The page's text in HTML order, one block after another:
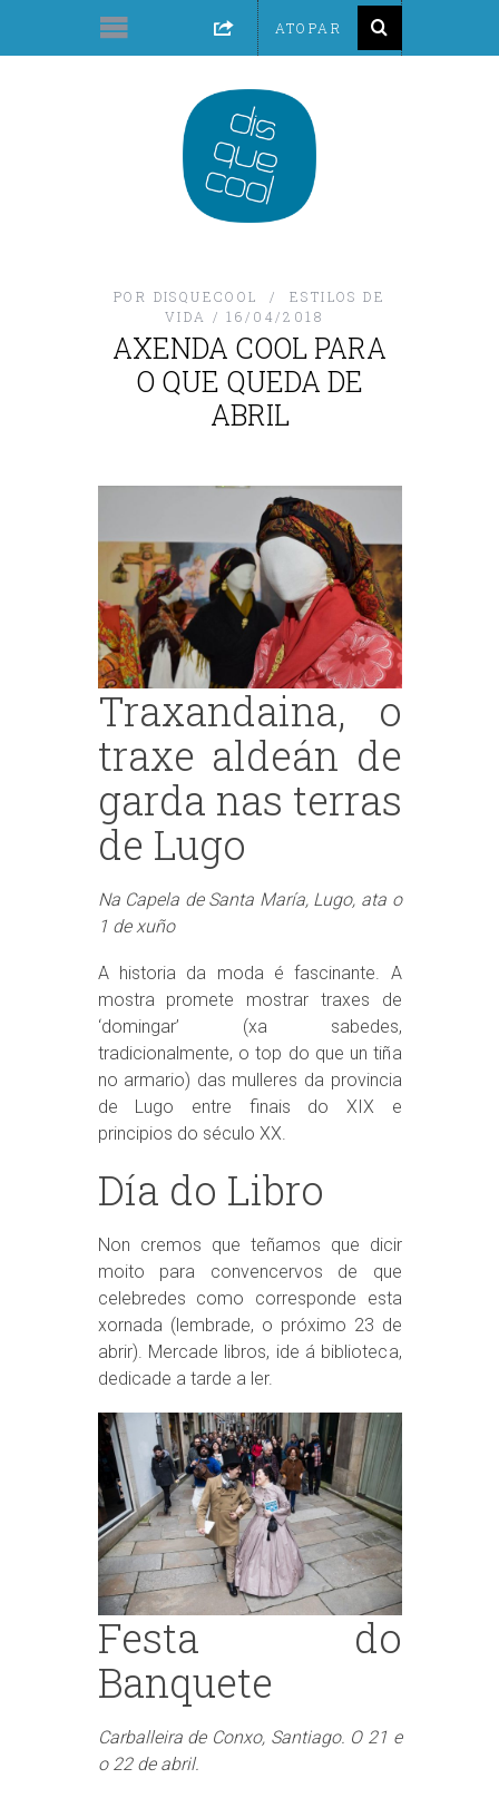
POR DISQUECOOL
ESTILOS DE
VIDA
16/04/2018
AXENDA COOL PARA
O QUE QUEDA DE
ABRIL
Traxandaina, o
traxe aldeán de
garda nas terras
de Lugo
Na Capela de Santa María, Lugo, ata o
1 de xuño
A historia da moda é fascinante. A
mostra promete mostrar traxes de
‘domingar’ (xa sabedes,
tradicionalmente, o top do que un tiña
no armario) das mulleres da provincia
de Lugo entre finais do XIX e
principios do século XX.
Día do Libro
Non cremos que teñamos que dicir
moito para convencervos de que
celebredes como corresponde esta
xornada (lembrade, o próximo 23 de
abrir). Mercade libros, ide á biblioteca,
dedicade a tarde a ler.
Festa do
Banquete
Carballeira de Conxo, Santiago. O 21 e
o 22 de abril.